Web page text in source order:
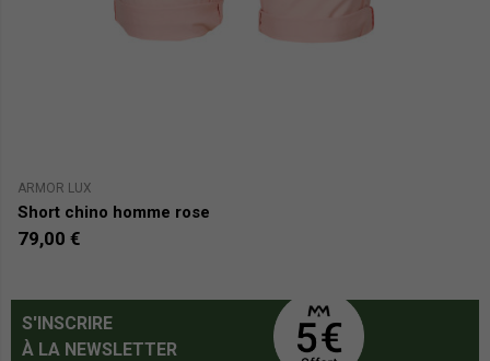
ARMOR LUX
Short chino homme rose
79,00 €
S'INSCRIRE
À LA NEWSLETTER